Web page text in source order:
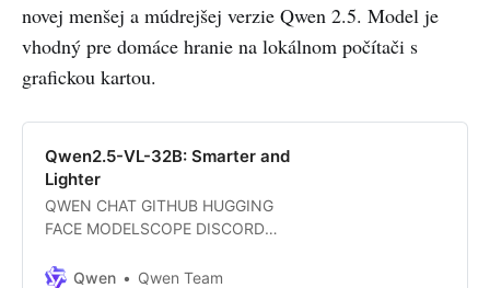
novej menšej a múdrejšej verzie Qwen 2.5. Model je
vhodný pre domáce hranie na lokálnom počítači s
grafickou kartou.
Qwen2.5-VL-32B: Smarter and
Lighter
QWEN CHAT GITHUB HUGGING
FACE MODELSCOPE DISCORD
this year, we launched the
Qwen Qwen Team